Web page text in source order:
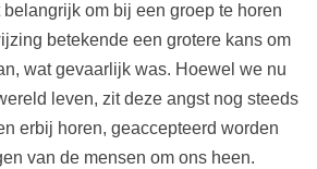
belangrijk om bij een groep te horen
betekende een grotere kans om
wat gevaarlijk was. Hoewel we nu
leven, zit deze angst nog steeds
erbij horen, geaccepteerd worden
van de mensen om ons heen.